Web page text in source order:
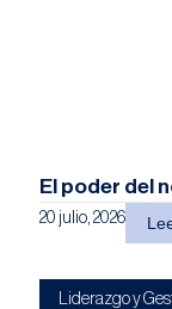
El poder del
20 julio, 2026
Liderazgo y